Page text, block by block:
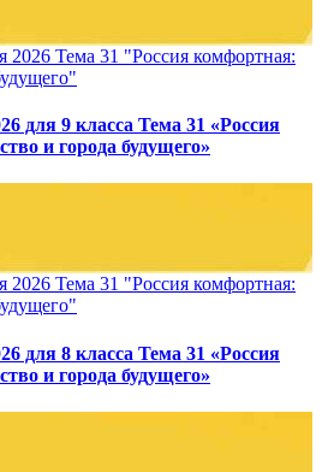
2026 Тема 31 "Россия комфортная:
для 9 класса Тема 31 «Россия
и города будущего»
2026 Тема 31 "Россия комфортная:
для 8 класса Тема 31 «Россия
и города будущего»